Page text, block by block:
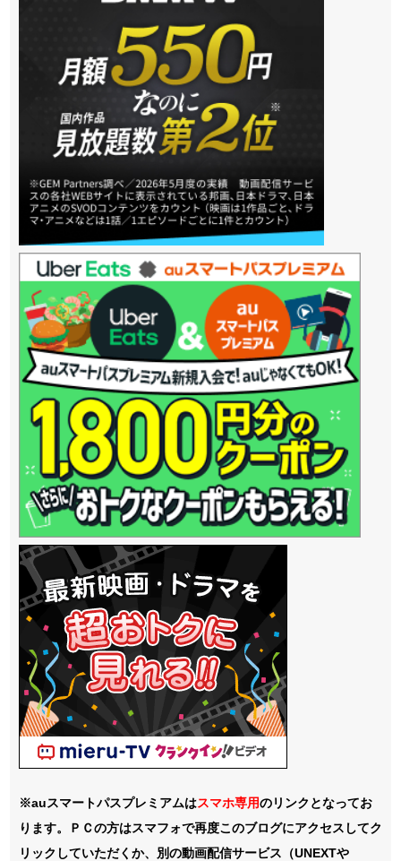
※auスマートパスプレミアムはスマホ専用のリンクとなってお
ります。ＰＣの方はスマフォで再度このブログにアクセスしてク
リックしていただくか、別の動画配信サービス（UNEXTや